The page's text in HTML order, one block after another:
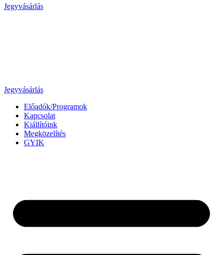
Jegyvásárlás
Jegyvásárlás
Előadók/Programok
Kapcsolat
Kiállítóink
Megközelítés
GYIK